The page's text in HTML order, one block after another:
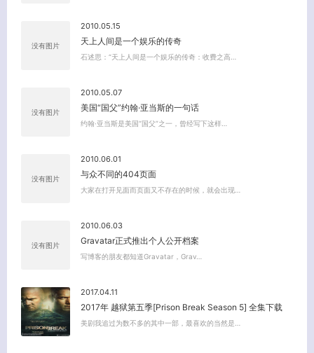
没有图片
2010.05.15
天上人间是一个娱乐的传奇
石述思：“天上人间是一个娱乐的传奇：收费之高…
没有图片
2010.05.07
美国“国父”约翰·亚当斯的一句话
约翰·亚当斯是美国“国父”之一，曾经写下这样…
没有图片
2010.06.01
与众不同的404页面
大家在打开见面而页面又不存在的时候，就会出现…
没有图片
2010.06.03
Gravatar正式推出个人公开档案
写博客的朋友都知道Gravatar，Grav…
2017.04.11
2017年 越狱第五季[Prison Break Season 5] 全集下载
美剧我追过为数不多的其中一部，最喜欢的当然是…